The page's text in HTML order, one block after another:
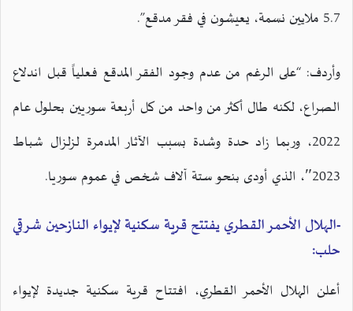
5.7 ملايين نسمة، يعيشون في فقر مدقع”.
وأردف: “على الرغم من عدم وجود الفقر المدقع فعلياً قبل اندلاع
الصراع، لكنه طال أكثر من واحد من كل أربعة سوريين بحلول عام
2022، وربما زاد حدة وشدة بسبب الآثار المدمرة لزلزال شباط
2023″، الذي أودى بنحو ستة آلاف شخص في عموم سوريا.
-الهلال الأحمر القطري يفتتح قرية سكنية لإيواء النازحين شرقي
حلب:
أعلن الهلال الأحمر القطري، افتتاح قرية سكنية جديدة لإيواء